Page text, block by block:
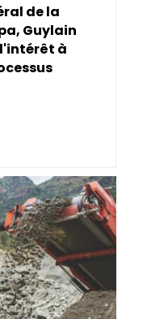
de la
Guylain
à